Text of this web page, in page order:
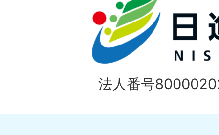
ス
ラ
イ
ド
1
枚
目
の
法人番号